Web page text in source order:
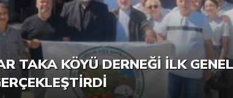
DERNEĞI PIKNIK ŞÖLENI
TAKA KÖYÜ DERNEĞI İLK GENEL